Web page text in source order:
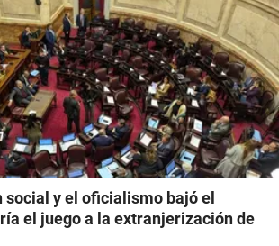
social y el oficialismo bajó el
el juego a la extranjerización de